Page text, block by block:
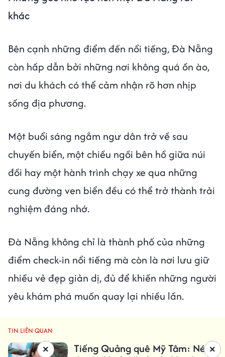
khác
Bên cạnh những điểm đến nổi tiếng, Đà Nẵng
còn hấp dẫn bởi những nơi không quá ồn ào,
nơi du khách có thể cảm nhận rõ hơn nhịp
sống địa phương.
Một buổi sáng ngắm ngư dân trở về sau
chuyến biển, một chiều ngồi bên hồ giữa núi
đồi hay một hành trình chạy xe qua những
cung đường ven biển đều có thể trở thành trải
nghiệm đáng nhớ.
Đà Nẵng không chỉ là thành phố của những
điểm check-in nổi tiếng mà còn là nơi lưu giữ
nhiều vẻ đẹp giản dị, đủ để khiến những người
yêu khám phá muốn quay lại nhiều lần.
TIN LIÊN QUAN
Tiếng Quảng quê Mỹ Tâm: Nét ×
×